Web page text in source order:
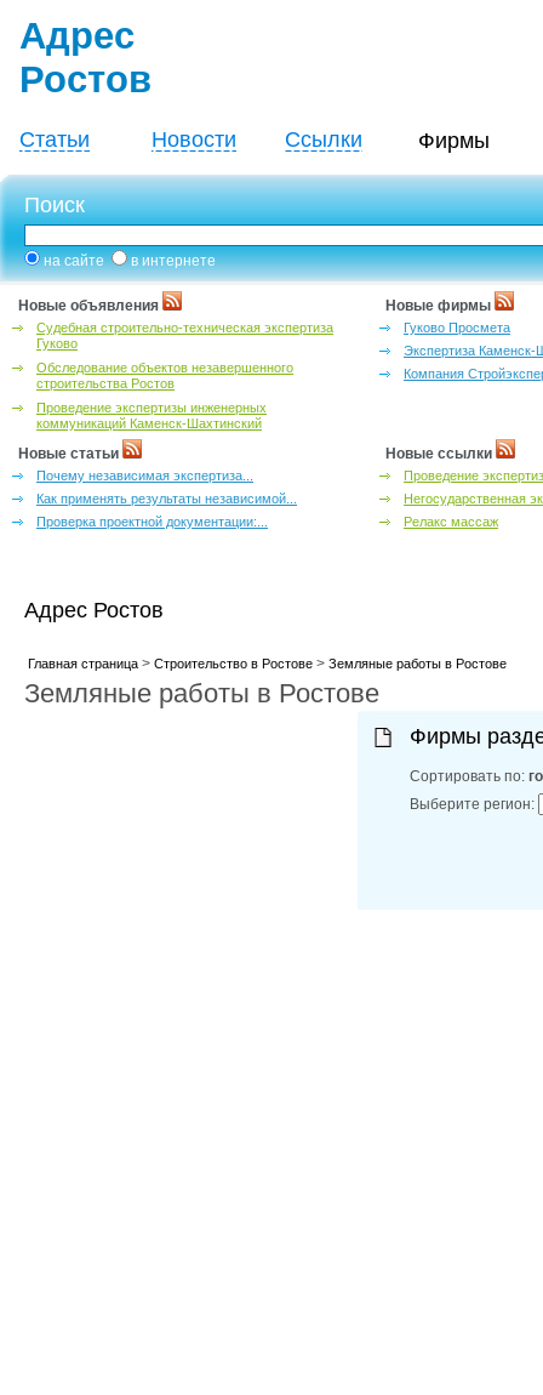
Адрес
Ростов
Статьи Новости Ссылки Фирмы
Поиск
на сайте в интернете
Новые объявления
Судебная строительно-техническая экспертиза
Гуково
Обследование объектов незавершенного
строительства Ростов
Проведение экспертизы инженерных
коммуникаций Каменск-Шахтинский
Новые фирмы
Гуково Просмета
Экспертиза Каменск-
Компания
Новые статьи
Почему независимая экспертиза...
Как применять результаты независимой...
Проверка проектной документации:...
Новые ссылки
Проведение
Негосударственная
Релакс массаж
Адрес Ростов
Главная страница> Строительство в Ростове> Земляные работы в Ростове
Земляные работы в Ростове
Фирмы
Сортировать по:
Выберите регион: